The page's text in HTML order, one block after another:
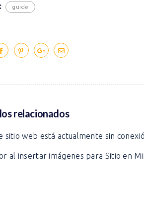
guide
relacionados
sitio web está actualmente sin
al insertar imágenes para Sitio en